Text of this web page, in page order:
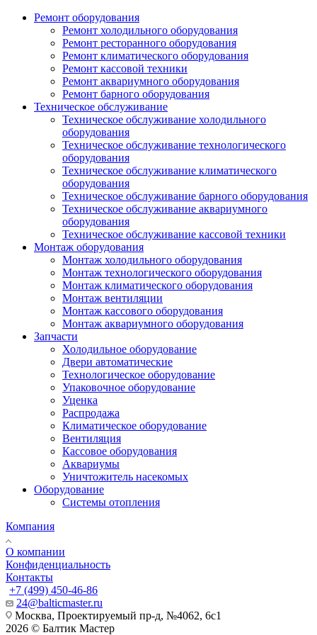
Ремонт оборудования
Ремонт холодильного оборудования
Ремонт ресторанного оборудования
Ремонт климатического оборудования
Ремонт кассовой техники
Ремонт аквариумного оборудования
Ремонт барного оборудования
Техническое обслуживание
Техническое обслуживание холодильного
оборудования
Техническое обслуживание технологического
оборудования
Техническое обслуживание климатического
оборудования
Техническое обслуживание барного оборудования
Техническое обслуживание аквариумного
оборудования
Техническое обслуживание кассовой техники
Монтаж оборудования
Монтаж холодильного оборудования
Монтаж технологического оборудования
Монтаж климатического оборудования
Монтаж вентиляции
Монтаж кассового оборудования
Монтаж аквариумного оборудования
Запчасти
Холодильное оборудование
Двери автоматические
Технологическое оборудование
Упаковочное оборудование
Уценка
Распродажа
Климатическое оборудование
Вентиляция
Кассовое оборудования
Аквариумы
Уничтожитель насекомых
Оборудование
Системы отопления
Компания
О компании
Конфиденциальность
Контакты
+7 (499) 450-46-86
24@balticmaster.ru
Москва, Проектируемый пр-д, №4062, 6с1
2026 © Балтик Мастер